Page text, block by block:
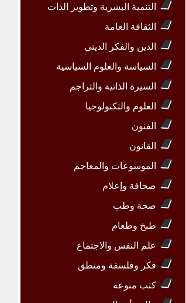
التنمية البشرية وتطوير الذات
الثقافة العامة
الدين والفكر الديني
السياسة والعلوم السياسية
السيرة الذاتية والتراجم
العلوم والتكنولوجيا
الفنون
القانون
الموسوعات والمعاجم
صحافة وإعلام
صحة وطب
طبخ وطعام
علم النفس والاجتماع
فكر وفلسفة ومنطق
كتب منوعة